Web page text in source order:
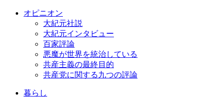
オピニオン
大紀元社説
大紀元インタビュー
百家評論
悪魔が世界を統治している
共産主義の最終目的
共産党に関する九つの評論
暮らし